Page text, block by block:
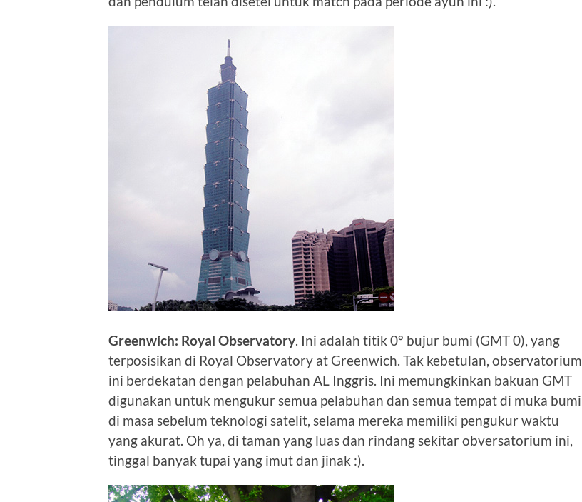
Greenwich: Royal Observatory. Ini adalah titik 0° bujur bumi (GMT 0), yang
terposisikan di Royal Observatory at Greenwich. Tak kebetulan, observatorium
ini berdekatan dengan pelabuhan AL Inggris. Ini memungkinkan bakuan GMT
digunakan untuk mengukur semua pelabuhan dan semua tempat di muka bumi
di masa sebelum teknologi satelit, selama mereka memiliki pengukur waktu
yang akurat. Oh ya, di taman yang luas dan rindang sekitar obversatorium ini,
tinggal banyak tupai yang imut dan jinak :).